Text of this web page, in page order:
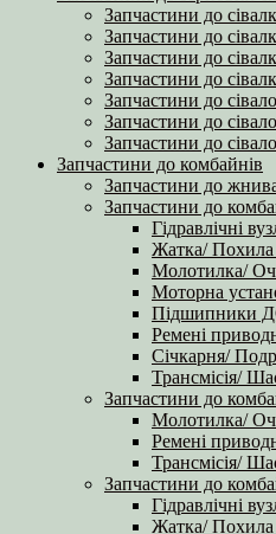
Запчастини до
Запчастини до
Запчастини до
Запчастини до
Запчастини до
Запчастини до
Запчастини до
Запчастини до комбайнів
Запчастини до
Запчастини до
Гідравлічні
Жатка/ Похила
Молотилка/
Моторна
Підшипники
Ремені
Січкарня/
Трансмісія/
Запчастини до
Молотилка/
Ремені
Трансмісія/
Запчастини до
Гідравлічні
Жатка/ Похила